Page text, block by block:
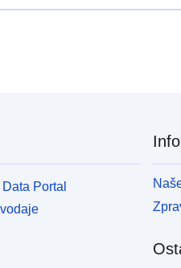
Portal